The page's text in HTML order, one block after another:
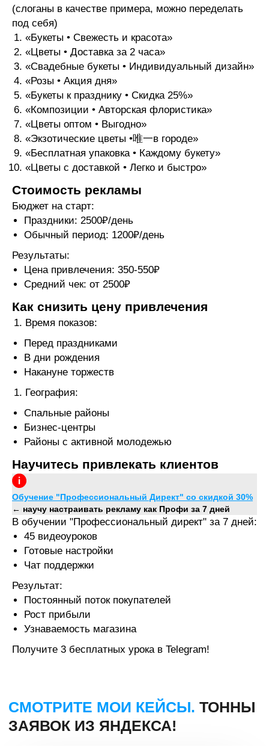
(слоганы в качестве примера, можно переделать
под себя)
«Букеты • Свежесть и красота»
«Цветы • Доставка за 2 часа»
«Свадебные букеты • Индивидуальный дизайн»
«Розы • Акция дня»
«Букеты к празднику • Скидка 25%»
«Композиции • Авторская флористика»
«Цветы оптом • Выгодно»
«Экзотические цветы •唯一в городе»
«Бесплатная упаковка • Каждому букету»
«Цветы с доставкой • Легко и быстро»
Стоимость рекламы
Бюджет на старт:
Праздники: 2500₽/день
Обычный период: 1200₽/день
Результаты:
Цена привлечения: 350-550₽
Средний чек: от 2500₽
Как снизить цену привлечения
Время показов:
Перед праздниками
В дни рождения
Накануне торжеств
География:
Спальные районы
Бизнес-центры
Районы с активной молодежью
Научитесь привлекать клиентов
Обучение "Профессиональный Директ" со скидкой 30%
← научу настраивать рекламу как Профи за 7 дней
В обучении "Профессиональный директ" за 7 дней:
45 видеоуроков
Готовые настройки
Чат поддержки
Результат:
Постоянный поток покупателей
Рост прибыли
Узнаваемость магазина
Получите 3 бесплатных урока в Telegram!
Строительство домов в Перми -
TSD-BUILD
Настройка:Яндекс Директ
Заявок за месяц:
601
Средняя цена заявки:295₽
Подробнее
СМОТРИТЕ МОИ КЕЙСЫ.
ЗАЯВОК ИЗ ЯНДЕКСА!